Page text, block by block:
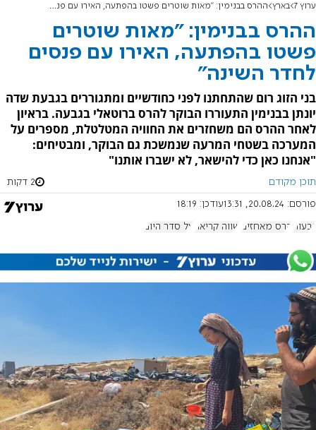
ערוץ 7 בארץ ההרס בבנימין: "מאות שוטרים פשטו בהפתעה, האירו עם פנסים לחדר השינה"
ההרס בבנימין: "מאות שוטרים
פשטו בהפתעה, האירו עם פנסים
לחדר השינה"
בני הזוג רום שהתחתנו לפני כחודשיים ומתגוררים בגבעת שדה
יונתן בבנימין התעוררו הבוקר להרס ברוטאלי בגבעה. בראיון
לאחר ההרס הם משחזרים את החוויה המטלטלת, מספרים על
המערכה בשטחי המרעה שנמשכת גם הבוקר, ומבטיחים:
"אנחנו כאן כדי להישאר, לא ישברו אותנו"
תוכן מקודם 2 דקות
פורסם: 20.08.24, 13:31 עודכן: 18:19
גבעות הרס מאחזים שווה קריאה על סדר היום